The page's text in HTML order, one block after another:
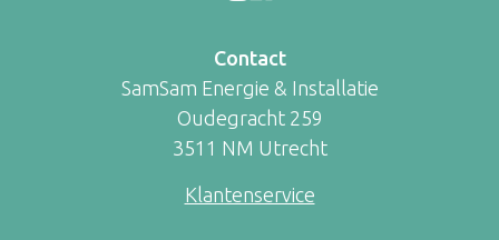
Contact
SamSam Energie & Installatie
Oudegracht 259
3511 NM Utrecht
Klantenservice